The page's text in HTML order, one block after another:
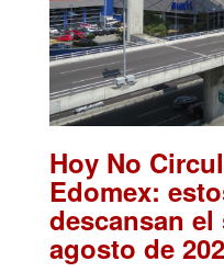
Hoy No
Edomex:
descansan el
agosto de